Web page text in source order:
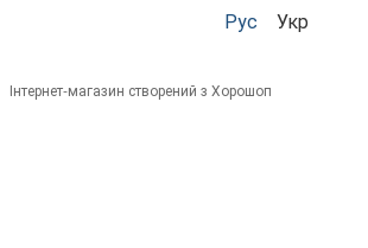
Рус Укр
Інтернет-магазин створений з Хорошоп